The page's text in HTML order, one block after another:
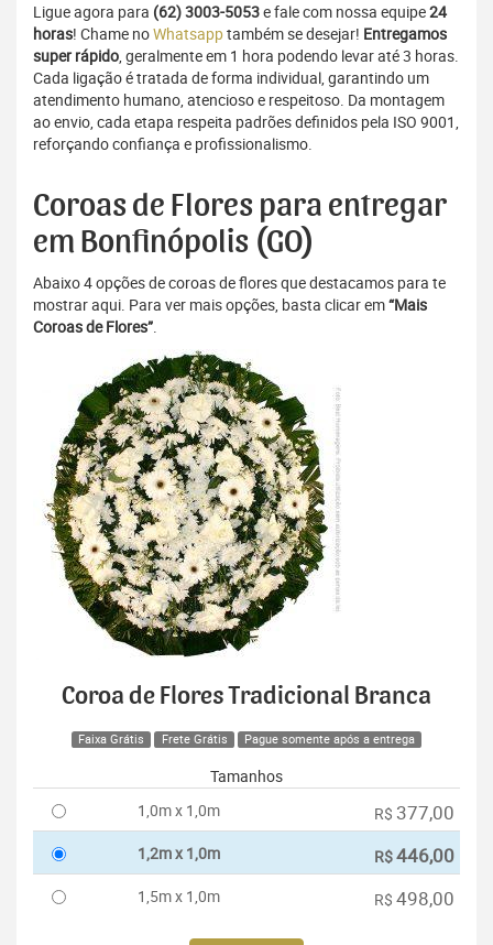
Ligue agora para (62) 3003-5053e fale com nossa equipe24
horas! Chame noWhatsapptambém se desejar! Entregamos
super rápido, geralmente em 1 hora podendo levar até 3 horas.
Cada ligação é tratada de forma individual, garantindo um
atendimento humano, atencioso e respeitoso. Da montagem
ao envio, cada etapa respeita padrões definidos pela ISO 9001,
reforçando confiança e profissionalismo.
Coroas de Flores para entregar
em Bonfinópolis (GO)
Abaixo 4 opções de coroas de flores que destacamos para te
mostrar aqui. Para ver mais opções, basta clicar em“Mais
Coroas de Flores”.
Coroa de Flores Tradicional Branca
Faixa Grátis Frete Grátis Pague somente após a entrega
Tamanhos
1,0m x 1,0m
R$ 377,00
1,2m x 1,0m R$446,00
1,5m x 1,0m R$ 498,00